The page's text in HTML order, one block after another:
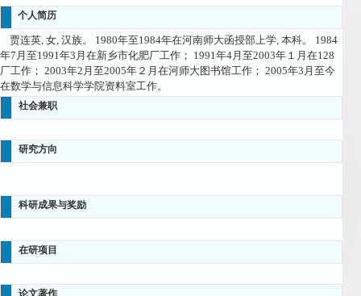
个人简历
贾连英, 女, 汉族。 1980年至1984年在河南师大函授部上学, 本科。 1984
年7月至1991年3月在新乡市化肥厂工作； 1991年4月至2003年１月在128
厂工作； 2003年2月至2005年２月在河师大图书馆工作； 2005年3月至今
在数学与信息科学学院资料室工作。
社会兼职
研究方向
科研成果与奖励
在研项目
论文著作